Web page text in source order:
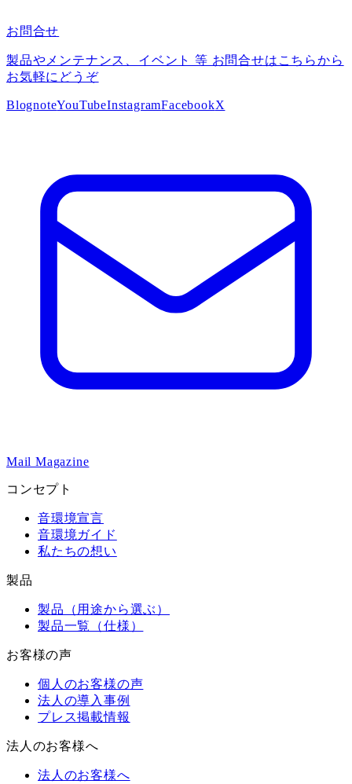
お問合せ
製品やメンテナンス、イベント 等 お問合せはこちらから
お気軽にどうぞ
BlognoteYouTubeInstagramFacebookX
Mail Magazine
コンセプト
音環境宣言
音環境ガイド
私たちの想い
製品
製品（用途から選ぶ）
製品一覧（仕様）
お客様の声
個人のお客様の声
法人の導入事例
プレス掲載情報
法人のお客様へ
法人のお客様へ